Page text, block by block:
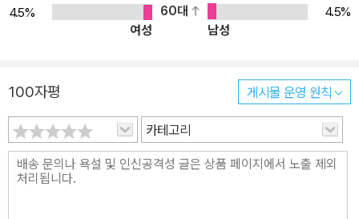
4.5%
60대
4.5%
여성
남성
100자평 게시물 운영 원칙
카테고리